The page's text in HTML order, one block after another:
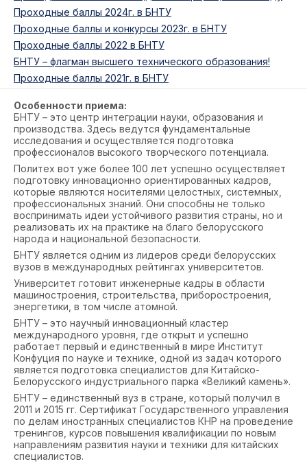
Проходные баллы 2024г. в БНТУ
Проходные баллы и конкурсы 2023г. в БНТУ
Проходные баллы 2022 в БНТУ
БНТУ – флагман высшего технического образования!
Проходные баллы 2021г. в БНТУ
Особенности приема:
БНТУ – это центр интеграции науки, образования и
производства. Здесь ведутся фундаментальные
исследования и осуществляется подготовка
профессионалов высокого творческого потенциала.
Политех вот уже более 100 лет успешно осуществляет
подготовку инновационно ориентированных кадров,
которые являются носителями целостных, системных,
профессиональных знаний. Они способны не только
воспринимать идеи устойчивого развития страны, но и
реализовать их на практике на благо белорусского
народа и национальной безопасности.
БНТУ является одним из лидеров среди белорусских
вузов в международных рейтингах университетов.
Университет готовит инженерные кадры в области
машиностроения, строительства, приборостроения,
энергетики, в том числе атомной.
БНТУ – это научный инновационный кластер
международного уровня, где открыт и успешно
работает первый и единственный в мире Институт
Конфуция по науке и технике, одной из задач которого
является подготовка специалистов для Китайско-
Белорусского индустриального парка «Великий камень».
БНТУ – единственный вуз в стране, который получил в
2011 и 2015 гг. Сертификат Государственного управления
по делам иностранных специалистов КНР на проведение
тренингов, курсов повышения квалификации по новым
направлениям развития науки и техники для китайских
специалистов.